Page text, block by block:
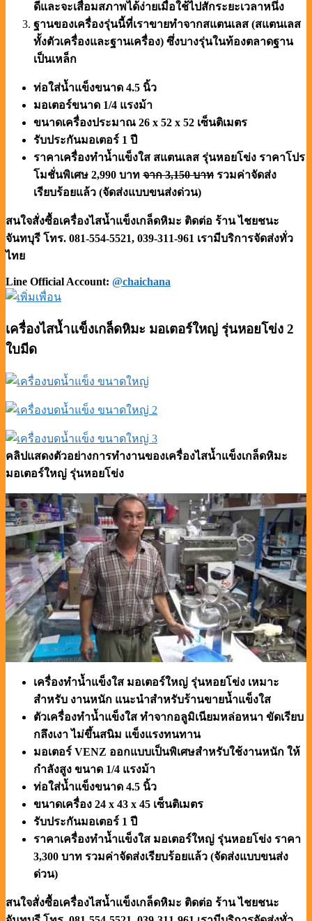
ดีและจะเสื่อมสภาพได้ง่ายเมื่อใช้ไปสักระยะเวลาหนึ่ง
ฐานของเครื่องรุ่นนี้ที่เราขายทำจากสแตนเลส (สแตนเลส
ทั้งตัวเครื่องและฐานเครื่อง) ซึ่งบางรุ่นในท้องตลาดฐาน
เป็นเหล็ก
ท่อใส่น้ำแข็งขนาด 4.5 นิ้ว
มอเตอร์ขนาด 1/4 แรงม้า
ขนาดเครื่องประมาณ 26 x 52 x 52 เซ็นติเมตร
รับประกันมอเตอร์ 1 ปี
ราคาเครื่องทำน้ำแข็งใส สแตนเลส รุ่นหอยโข่ง ราคาโปร
โมชั่นพิเศษ 2,990 บาท จาก 3,150 บาท รวมค่าจัดส่ง
เรียบร้อยแล้ว (จัดส่งแบบขนส่งด่วน)
สนใจสั่งซื้อเครื่องไสน้ำแข็งเกล็ดหิมะ ติดต่อ ร้าน ไชยชนะ
จันทบุรี โทร. 081-554-5521, 039-311-961 เรามีบริการจัดส่งทั่ว
ไทย
Line Official Account: @chaichana
เครื่องไสน้ำแข็งเกล็ดหิมะ มอเตอร์ใหญ่ รุ่นหอยโข่ง 2
ใบมีด
คลิปแสดงตัวอย่างการทำงานของเครื่องไสน้ำแข็งเกล็ดหิมะ
มอเตอร์ใหญ่ รุ่นหอยโข่ง
เครื่องทำน้ำแข็งใส มอเตอร์ใหญ่ รุ่นหอยโข่ง เหมาะ
สำหรับ งานหนัก แนะนำสำหรับร้านขายน้ำแข็งใส
ตัวเครื่องทำน้ำแข็งใส ทำจากอลูมิเนียมหล่อหนา ขัดเรียบ
กลึงเงา ไม่ขึ้นสนิม แข็งแรงทนทาน
มอเตอร์ VENZ ออกแบบเป็นพิเศษสำหรับใช้งานหนัก ให้
กำลังสูง ขนาด 1/4 แรงม้า
ท่อใส่น้ำแข็งขนาด 4.5 นิ้ว
ขนาดเครื่อง 24 x 43 x 45 เซ็นติเมตร
รับประกันมอเตอร์ 1 ปี
ราคาเครื่องทำน้ำแข็งใส มอเตอร์ใหญ่ รุ่นหอยโข่ง ราคา
3,300 บาท รวมค่าจัดส่งเรียบร้อยแล้ว (จัดส่งแบบขนส่ง
ด่วน)
สนใจสั่งซื้อเครื่องไสน้ำแข็งเกล็ดหิมะ ติดต่อ ร้าน ไชยชนะ